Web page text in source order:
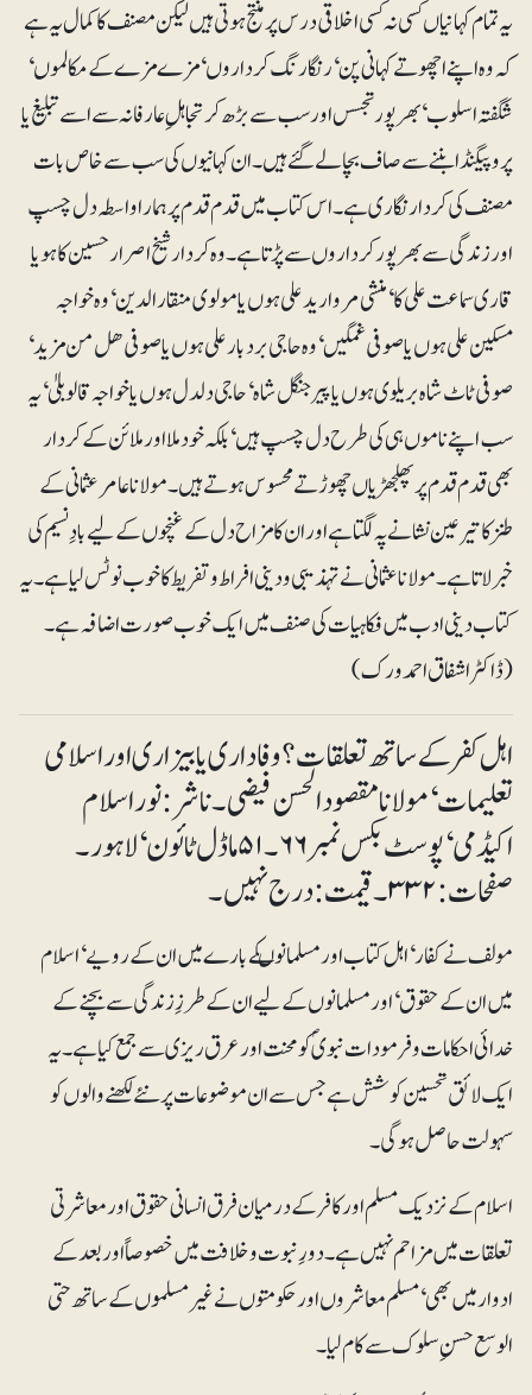
یہ تمام کہانیاں کسی نہ کسی اخلاقی درس پر منتج ہوتی ہیں لیکن مصنف کا کمال یہ ہے
کہ وہ اپنے اچھوتے کہانی پن‘ رنگا رنگ کرداروں‘ مزے مزے کے مکالموں‘
شگفتہ اسلوب‘ بھرپور تجسس اور سب سے بڑھ کر تجاہلِ عارفانہ سے اسے تبلیغ یا
پروپیگنڈا بننے سے صاف بچا لے گئے ہیں۔ ان کہانیوں کی سب سے خاص بات
مصنف کی کردار نگاری ہے۔ اس کتاب میں قدم قدم پر ہمارا واسطہ دل چسپ
اور زندگی سے بھرپور کرداروں سے پڑتا ہے۔ وہ کردار شیخ اصرار حسین کا ہو یا
قاری سماعت علی کا‘ منشی مروارید علی ہوں یا مولوی منقار الدین‘ وہ خواجہ
مسکین علی ہوں یا صوفی غمگین‘ وہ حاجی بردبار علی ہوں یا صوفی ھل من مزید‘
صوفی ٹاٹ شاہ بریلوی ہوں یا پیرجنگل شاہ‘ حاجی دلدل ہوں یا خواجہ قالوبلیٰ‘ یہ
سب اپنے ناموں ہی کی طرح دل چسپ ہیں‘ بلکہ خود ملا اور ملائن کے کردار
بھی قدم قدم پر پھلجھڑیاں چھوڑتے محسوس ہوتے ہیں۔ مولانا عامرعثمانی کے
طنز کا تیر عین نشانے پہ لگتا ہے اور ان کا مزاح دل کے غنچوں کے لیے بادِ نسیم کی
خبر لاتا ہے۔ مولانا عثمانی نے تہذیبی و دینی افراط و تفریط کا خوب نوٹس لیا ہے۔ یہ
کتاب دینی ادب میں فکاہیات کی صنف میں ایک خوب صورت اضافہ ہے۔
(ڈاکٹر اشفاق احمد ورک)
اہل کفر کے ساتھ تعلقات؟ وفاداری یا بیزاری اور اسلامی
تعلیمات‘ مولانا مقصودالحسن فیضی۔ ناشر: نوراسلام
اکیڈمی‘ پوسٹ بکس نمبر۶۶۔ ۵۱ ماڈل ٹائون‘ لاہور۔
صفحات: ۳۳۲۔ قیمت: درج نہیں۔
مولف نے کفار‘ اہل کتاب اور مسلمانوںکے بارے میں ان کے رویے‘ اسلام
میں ان کے حقوق‘ اور مسلمانوں کے لیے ان کے طرزِ زندگی سے بچنے کے
خدائی احکامات و فرمودات نبویؐ کو محنت اور عرق ریزی سے جمع کیا ہے۔ یہ
ایک لائق تحسین کوشش ہے جس سے ان موضوعات پر نئے لکھنے والوں کو
سہولت حاصل ہوگی۔
اسلام کے نزدیک مسلم اور کافر کے درمیان فرق انسانی حقوق اور معاشرتی
تعلقات میں مزاحم نہیں ہے۔ دورِ نبوت و خلافت میں خصوصاً اور بعد کے
ادوار میں بھی‘مسلم معاشروں اور حکومتوں نے غیرمسلموں کے ساتھ حتی
الوسع حسنِ سلوک سے کام لیا۔